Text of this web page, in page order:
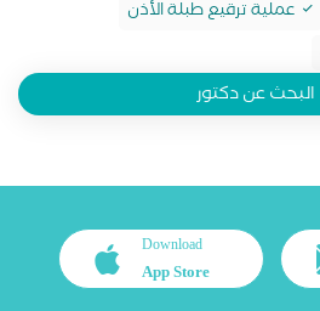
عملية ترقيع طبلة الأذن
البحث عن دكتور
Download
App Store